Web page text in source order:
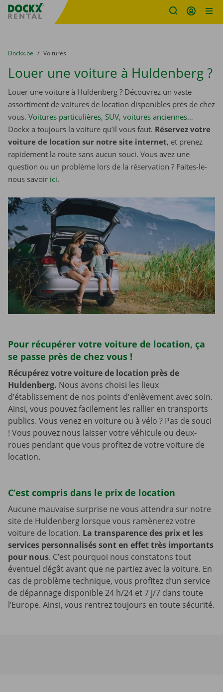
sitename
You are here:
du
Dockx.be to
Voitures
Louer une voiture à Huldenberg ?
Louer une voiture à Huldenberg ? Découvrez un vaste
assortiment de voitures de location disponibles près de chez
vous. Voitures particulières, SUV, voitures anciennes…
Dockx a toujours la voiture qu’il vous faut. Réservez votre
voiture de location sur notre site internet, et prenez
rapidement la route sans aucun souci. Vous avez une
question ou un problème lors de la réservation ? Faites-le-
nous savoir ici.
Pour récupérer votre voiture de location, ça
se passe près de chez vous !
Récupérez votre voiture de location près de
Huldenberg. Nous avons choisi les lieux
d’établissement de nos points d’enlèvement avec soin.
Ainsi, vous pouvez facilement les rallier en transports
publics. Vous venez en voiture ou à vélo ? Pas de souci
! Vous pouvez nous laisser votre véhicule ou deux-
roues pendant que vous profitez de votre voiture de
location.
C’est compris dans le prix de location
Aucune mauvaise surprise ne vous attendra sur notre
site de Huldenberg lorsque vous ramènerez votre
voiture de location. La transparence des prix et les
services personnalisés sont en effet très importants
pour nous. C’est pourquoi nous constatons tout
éventuel dégât avant que ne partiez avec la voiture. En
cas de problème technique, vous profitez d’un service
de dépannage disponible 24 h/24 et 7 j/7 dans toute
l’Europe. Ainsi, vous rentrez toujours en toute sécurité.